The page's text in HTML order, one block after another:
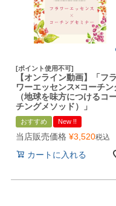
[ポイント使用不可]
【オンライン動画】「フラ
ワーエッセンス×コーチン
（地球を味方につけるコ
チングメソッド）」
おすすめ New !!
当店販売価格 ¥3,520税込
カートに入れる